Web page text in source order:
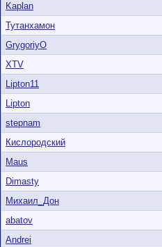
Kaplan
Тутанхамон
GrygoriyO
XTV
Lipton11
Lipton
stepnam
Кислородский
Maus
Dimasty
Михаил_Дон
abatov
Andrei